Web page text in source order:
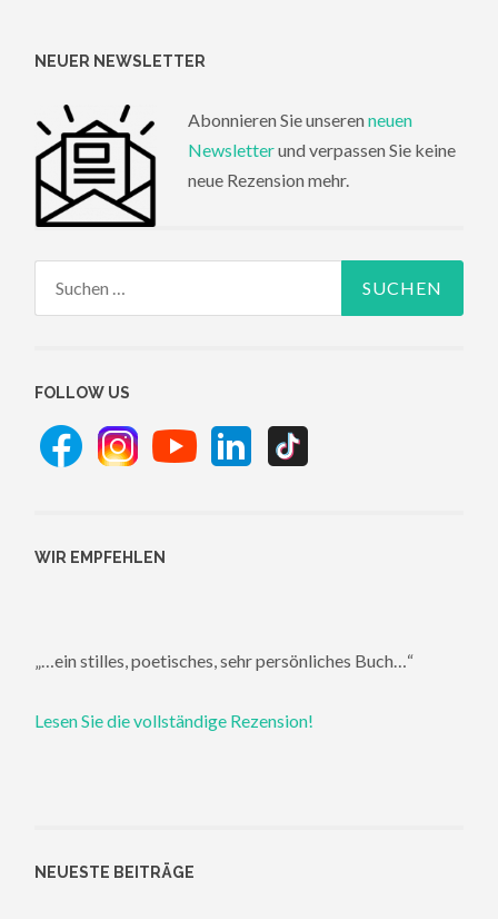
NEUER NEWSLETTER
Abonnieren Sie unseren neuen
Newsletterund verpassen Sie keine
neue Rezension mehr.
FOLLOW US
WIR EMPFEHLEN
„…ein stilles, poetisches, sehr persönliches Buch…“
Lesen Sie die vollständige Rezension!
NEUESTE BEITRÄGE